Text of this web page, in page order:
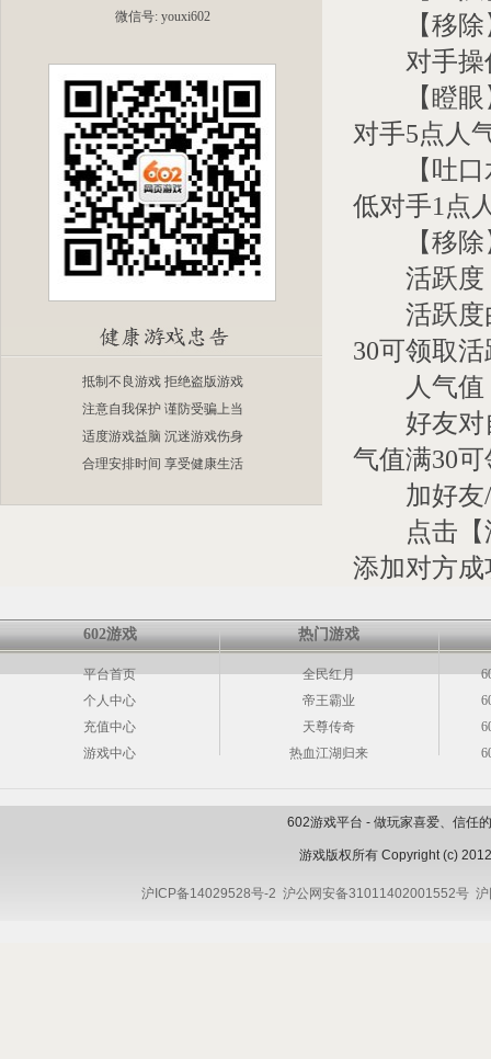
微信号: youxi602
抵制不良游戏 拒绝盗版游戏
注意自我保护 谨防受骗上当
适度游戏益脑 沉迷游戏伤身
合理安排时间 享受健康生活
【移除】
对手操
【瞪眼】
对手5点人
【吐口水
低对手1点
【移除】
活跃度
活跃度由
30可领取
人气值
好友对自
气值满30
加好友/
点击【添
添加对方成
602游戏
平台首页
个人中心
充值中心
游戏中心
热门游戏
全民红月
帝王霸业
天尊传奇
热血江湖归来
602游戏平台 - 做玩家喜爱、信任
游戏版权所有 Copyright (c)
沪ICP备14029528号-2 沪公网安备31011402001552号